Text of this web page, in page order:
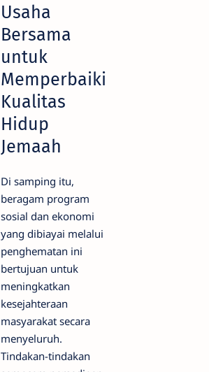
Usaha
Bersama
untuk
Memperbaiki
Kualitas
Hidup
Jemaah
Di samping itu,
beragam program
sosial dan ekonomi
yang dibiayai melalui
penghematan ini
bertujuan untuk
meningkatkan
kesejahteraan
masyarakat secara
menyeluruh.
Tindakan-tindakan